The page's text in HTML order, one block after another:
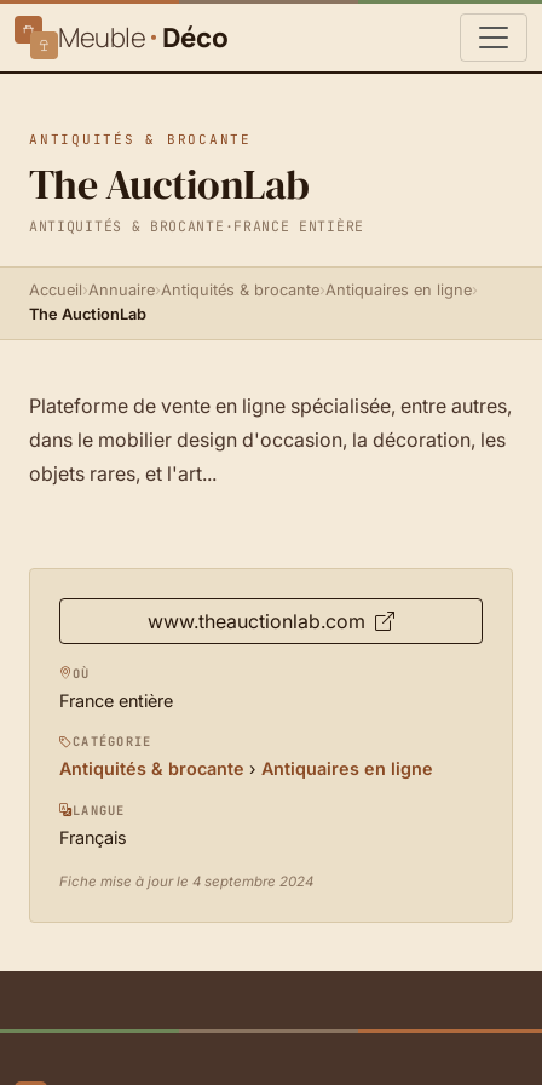
Meuble Déco
ANTIQUITÉS & BROCANTE
The AuctionLab
ANTIQUITÉS & BROCANTE · FRANCE ENTIÈRE
Accueil›Annuaire›Antiquités & brocante›Antiquaires en ligne›
The AuctionLab
Plateforme de vente en ligne spécialisée, entre autres,
dans le mobilier design d'occasion, la décoration, les
objets rares, et l'art...
www.theauctionlab.com
OÙ
France entière
CATÉGORIE
Antiquités & brocante › Antiquaires en ligne
LANGUE
Français
Fiche mise à jour le 4 septembre 2024